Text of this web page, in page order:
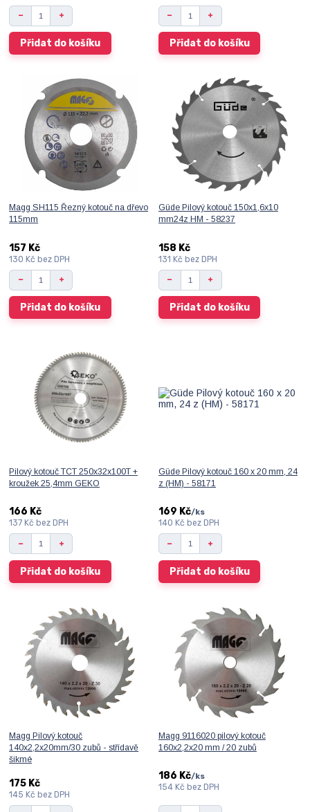
Přidat do košíku Přidat do košíku
Magg SH115 Řezný kotouč na dřevo
115mm
157 Kč
130 Kčbez DPH
Přidat do košíku
Güde Pilový kotouč 150x1,6x10
mm24z HM - 58237
158 Kč
131 Kč bez DPH
Přidat do košíku
Pilový kotouč TCT 250x32x100T +
kroužek 25,4mm GEKO
166 Kč
137 Kč bez DPH
Přidat do košíku
Güde Pilový kotouč 160 x 20 mm, 24
z (HM) - 58171
169 Kč/ks
140 Kč bez DPH
Přidat do košíku
Magg Pilový kotouč
140x2,2x20mm/30 zubů - střídavě
šikmé
175 Kč
145 Kč bez DPH
Magg 9116020 pilový kotouč
160x2,2x20 mm / 20 zubů
186 Kč/ks
154 Kč bez DPH